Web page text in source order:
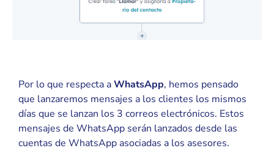
Por lo que respecta aWhatsApp, hemos pensado
que lanzaremos mensajes a los clientes los mismos
días que se lanzan los 3 correos electrónicos. Estos
mensajes de WhatsApp serán lanzados desde las
cuentas de WhatsApp asociadas a los asesores.